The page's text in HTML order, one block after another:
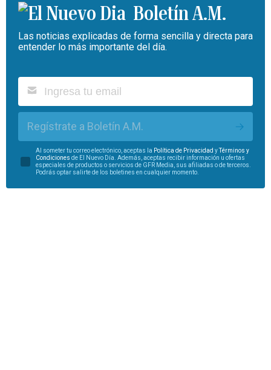
Boletín A.M.
Las noticias explicadas de forma sencilla y directa para
entender lo más importante del día.
Regístrate a Boletín A.M.
Al someter tu correo electrónico, aceptas la Política de Privacidad yTérminos y
Condiciones de El Nuevo Día. Además, aceptas recibir información u ofertas
especiales de productos o servicios de GFR Media, sus afiliadas o de terceros.
Podrás optar salirte de los boletines en cualquier momento.